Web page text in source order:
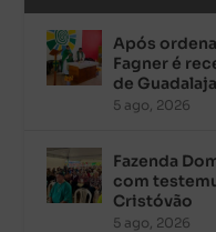
Após
Fagner é
de
5 ago, 2026
Fazenda
com
Cristóvão
5 ago, 2026